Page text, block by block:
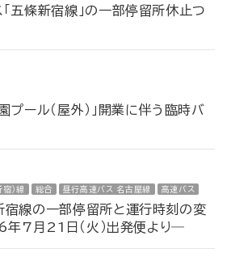
五條新宿線」の一部停留所休止つ
プール（屋外）」開業に伴う臨時バ
）線 総合 昼行高速バス 名古屋線 高速バス
宿線の一部停留所と運行時刻の変
7月21日（火）出発便より―